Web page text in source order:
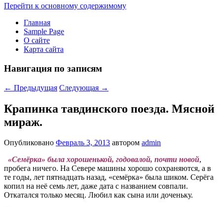
Перейти к основному содержимому
Главная
Sample Page
О сайте
Карта сайта
Навигация по записям
← Предыдущая Следующая →
Крапинка тавдинского поезда. Мясной
мираж.
Опубликовано Февраль 3, 2013 автором admin
«Семёрка» была хорошенькой, годовалой, почти новой,
пробега ничего. На Севере машины хорошо сохраняются, а в
те годы, лет пятнадцать назад, «семёрка» была шиком. Серёга
копил на неё семь лет, даже дата с названием совпали.
Откатался только месяц. Любил как сына или доченьку.